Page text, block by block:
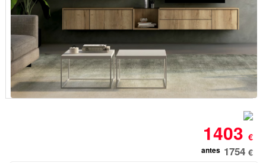
1403€
antes 1754€